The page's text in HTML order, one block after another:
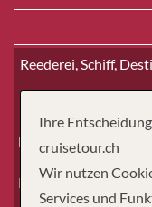
Erwachsene
Kinder
Ihre
cruisetour.ch
Wir nutzen
Services und